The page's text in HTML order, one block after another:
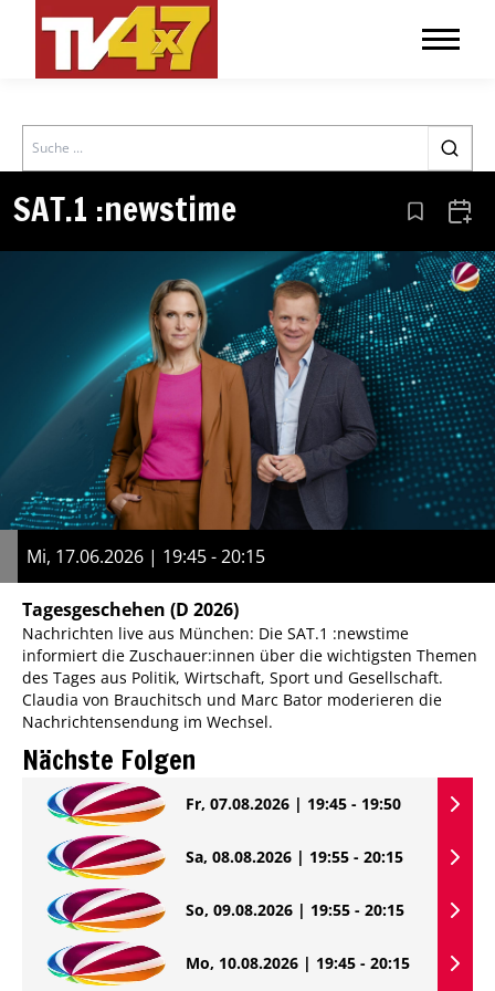
Search
SAT.1 :newstime Aus den
Mi, 17.06.2026 | 19:45 - 20:15
Tagesgeschehen (D 2026)
Nachrichten live aus München: Die SAT.1 :newstime
informiert die Zuschauer:innen über die wichtigsten Themen
des Tages aus Politik, Wirtschaft, Sport und Gesellschaft.
Claudia von Brauchitsch und Marc Bator moderieren die
Nachrichtensendung im Wechsel.
Nächste Folgen
Fr, 07.08.2026 | 19:45 - 19:50
Sa, 08.08.2026 | 19:55 - 20:15
So, 09.08.2026 | 19:55 - 20:15
Mo, 10.08.2026 | 19:45 - 20:15